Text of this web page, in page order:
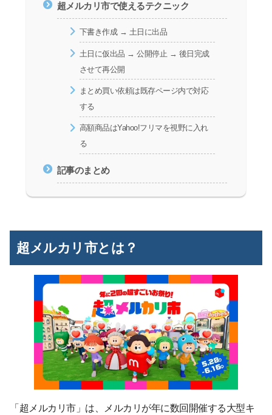
超メルカリ市で使えるテクニック
下書き作成 → 土日に出品
土日に仮出品 → 公開停止 → 後日完成
させて再公開
まとめ買い依頼は既存ページ内で対応
する
高額商品はYahoo!フリマを視野に入れ
る
記事のまとめ
超メルカリ市とは？
「超メルカリ市」は、メルカリが年に数回開催する大型キ